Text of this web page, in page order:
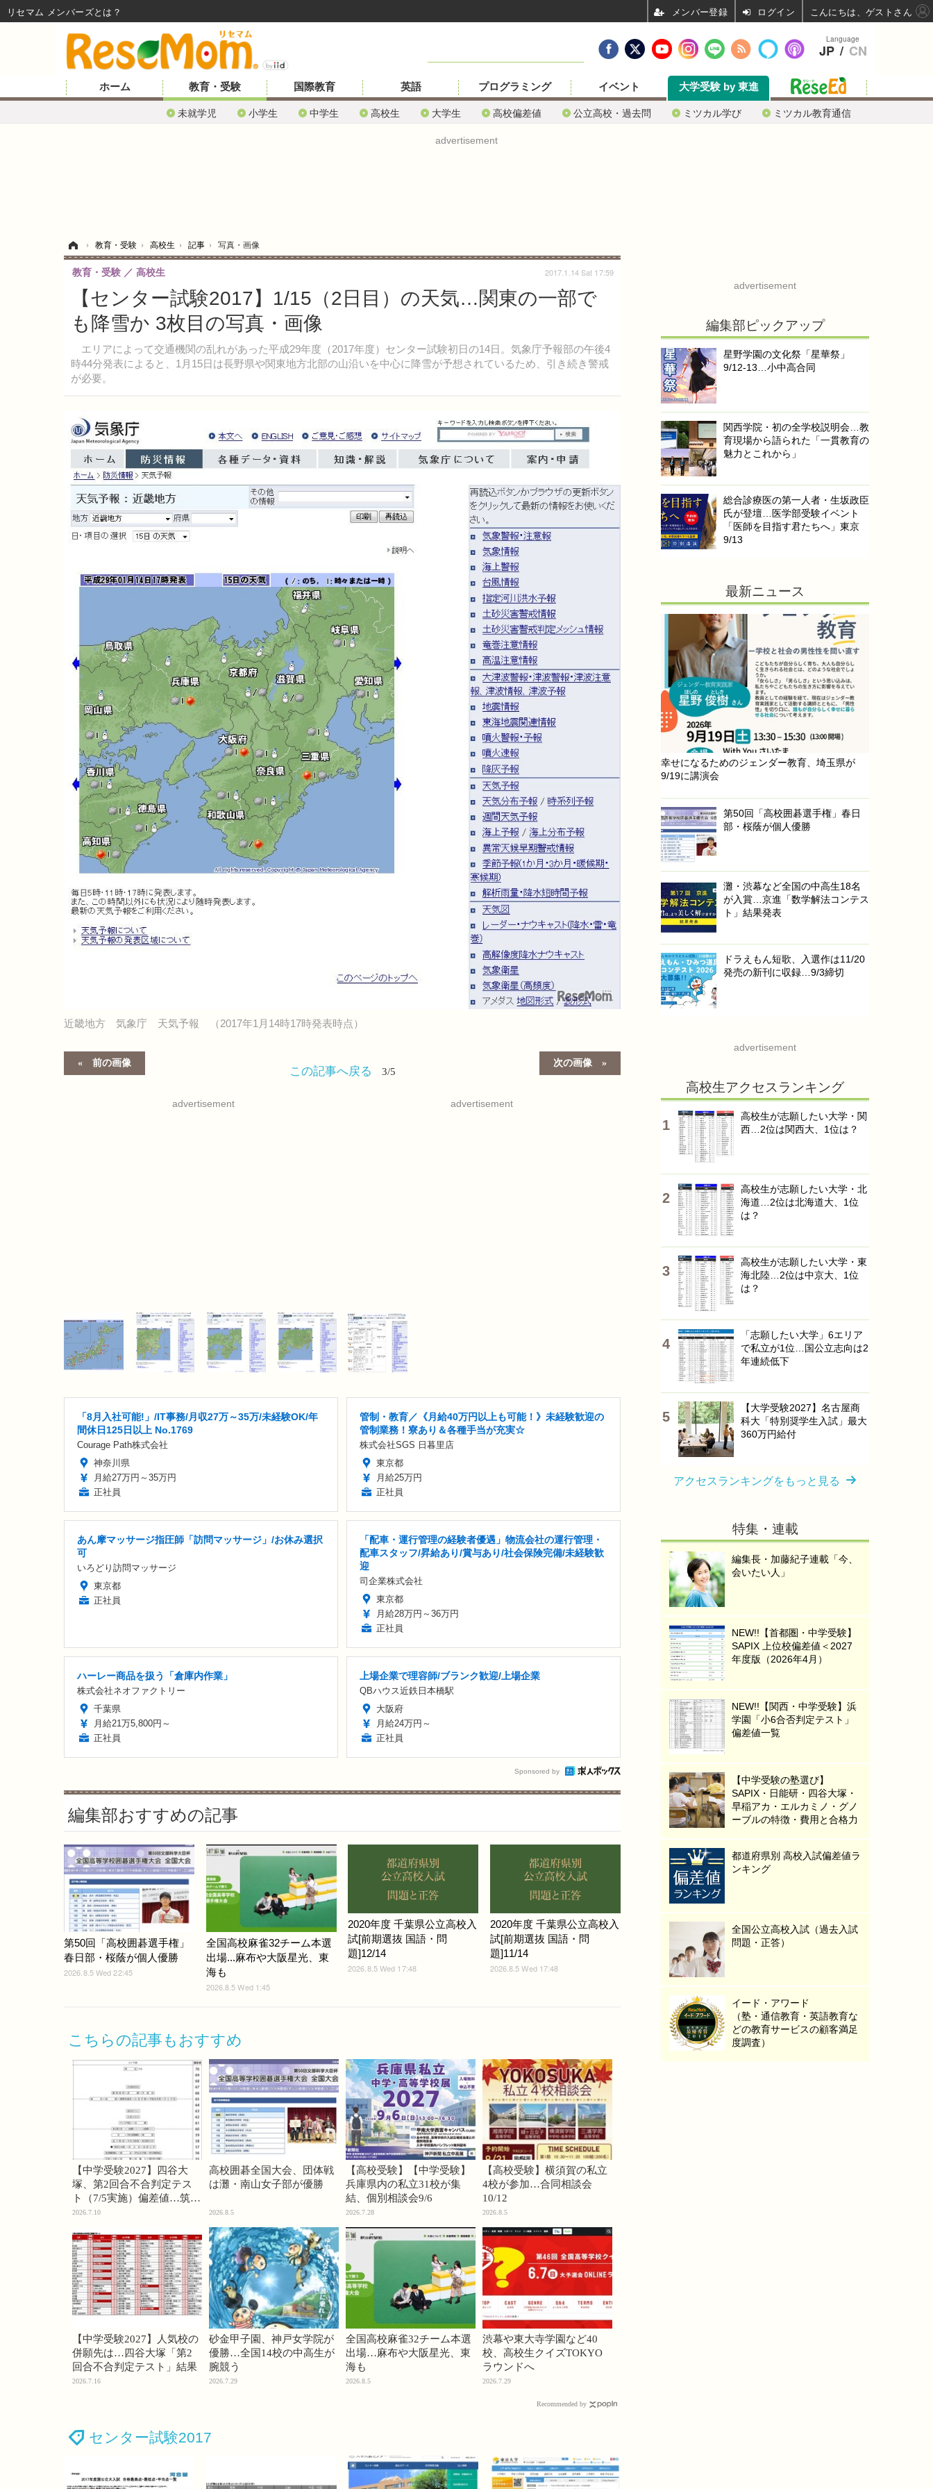
ホーム 教育・受験
未就学児 小学生 中学生 高校生 大学生 高校偏差値 公立高校・過去問 ミツカル学び ミツカル教育通信
国際教育 英語 プログラミング イベント 大学受験 by 東進
advertisement
› 教育・受験 › 高校生 › 記事 › 写真・画像
【センター試験2017】1/15（2日目）の天気…関東の一部で
も降雪か 3枚目の写真・画像
エリアによって交通機関の乱れがあった平成29年度（2017年度）センター試験初日の14日。気象庁予報部の午後4
時44分発表によると、1月15日は長野県や関東地方北部の山沿いを中心に降雪が予想されているため、引き続き警戒
が必要。
教育・受験 高校生 2017.1.14 Sat 17:59
近畿地方 気象庁 天気予報 （2017年1月14時17時発表時点）
前の画像 次の画像
この記事へ戻る 3/5
advertisement advertisement
「8月入社可能!」/IT事務/月収27万～35万/未経験OK/年
間休日125日以上 No.1769
Courage Path株式会社
神奈川県
月給27万円～35万円
正社員
管制・教育／《月給40万円以上も可能！》未経験歓迎の
管制業務！寮あり＆各種手当が充実☆
株式会社SGS 日暮里店
東京都
月給25万円
正社員
あん摩マッサージ指圧師「訪問マッサージ」/お休み選択
可
いろどり訪問マッサージ
東京都
正社員
「配車・運行管理の経験者優遇」物流会社の運行管理・
配車スタッフ/昇給あり/賞与あり/社会保険完備/未経験歓
迎
司企業株式会社
東京都
月給28万円～36万円
正社員
ハーレー商品を扱う「倉庫内作業」
株式会社ネオファクトリー
千葉県
月給21万5,800円～
正社員
上場企業で理容師/ブランク歓迎/上場企業
QBハウス近鉄日本橋駅
大阪府
月給24万円～
正社員
Sponsored by
編集部おすすめの記事
第50回「高校囲碁選手権」
春日部・桜蔭が個人優勝
2026.8.5 Wed 22:45
全国高校麻雀32チーム本選
出場...麻布や大阪星光、東
海も
2026.8.5 Wed 1:45
2020年度 千葉県公立高校入
試[前期選抜 国語・問
題]12/14
2026.8.5 Wed 17:48
2020年度 千葉県公立高校入
試[前期選抜 国語・問
題]11/14
2026.8.5 Wed 17:48
こちらの記事もおすすめ
【中学受験2027】四谷大
塚、第2回合不合判定テス
ト（7/5実施）偏差値…筑駒
74・桜蔭70＜PR＞
2026.7.10
高校囲碁全国大会、団体戦
は灘・南山女子部が優勝
2026.8.5
【高校受験】【中学受験】
兵庫県内の私立31校が集
結、個別相談会9/6
2026.7.28
【高校受験】横須賀の私立
4校が参加…合同相談会
10/12
2026.8.5
【中学受験2027】人気校の
併願先は…四谷大塚「第2
回合不合判定テスト」結果
2026.7.16
砂金甲子園、神戸女学院が
優勝…全国14校の中高生が
腕競う
2026.7.29
全国高校麻雀32チーム本選
出場…麻布や大阪星光、東
海も
2026.8.5
渋幕や東大寺学園など40
校、高校生クイズTOKYO
ラウンドへ
2026.7.29
Recommended by
センター試験2017
advertisement
編集部ピックアップ
星野学園の文化祭「星華祭」
9/12-13…小中高合同
関西学院・初の全学校説明会…教
育現場から語られた「一貫教育の
魅力とこれから」
総合診療医の第一人者・生坂政臣
氏が登壇…医学部受験イベント
「医師を目指す君たちへ」東京
9/13
最新ニュース
幸せになるためのジェンダー教育、埼玉県が
9/19に講演会
第50回「高校囲碁選手権」春日
部・桜蔭が個人優勝
灘・渋幕など全国の中高生18名
が入賞…京進「数学解法コンテス
ト」結果発表
ドラえもん短歌、入選作は11/20
発売の新刊に収録…9/3締切
advertisement
高校生アクセスランキング
高校生が志願したい大学・関
西…2位は関西大、1位は？
高校生が志願したい大学・北
海道…2位は北海道大、1位
は？
高校生が志願したい大学・東
海北陸…2位は中京大、1位
は？
「志願したい大学」6エリア
で私立が1位…国公立志向は2
年連続低下
【大学受験2027】名古屋商
科大「特別奨学生入試」最大
360万円給付
アクセスランキングをもっと見る
特集・連載
編集長・加藤紀子連載「今、
会いたい人」
NEW!!【首都圏・中学受験】
SAPIX 上位校偏差値＜2027
年度版（2026年4月）
NEW!!【関西・中学受験】浜
学園「小6合否判定テスト」
偏差値一覧
【中学受験の塾選び】
SAPIX・日能研・四谷大塚・
早稲アカ・エルカミノ・グノ
ーブルの特徴・費用と合格力
都道府県別 高校入試偏差値ラ
ンキング
全国公立高校入試（過去入試
問題・正答）
イード・アワード
（塾・通信教育・英語教育な
どの教育サービスの顧客満足
度調査）
Language
JP / CN
リセマム メンバーズ ログイン こんにちは、ゲストさん